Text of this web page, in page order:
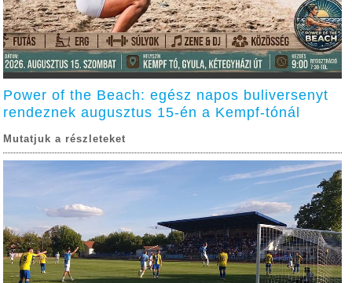
Power of the Beach: egész napos buliversenyt
rendeznek augusztus 15-én a Kempf-tónál
Mutatjuk a részleteket